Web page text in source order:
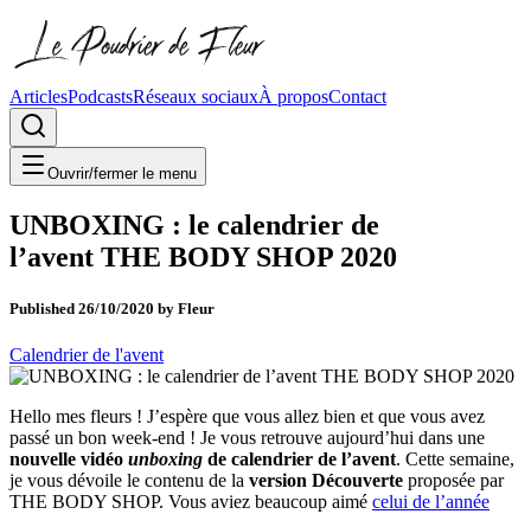
ArticlesPodcastsRéseaux sociauxÀ proposContact
Ouvrir/fermer le menu
UNBOXING : le calendrier de
l’avent THE BODY SHOP 2020
Published 26/10/2020 by Fleur
Calendrier de l'avent
Hello mes fleurs ! J’espère que vous allez bien et que vous avez
passé un bon week-end ! Je vous retrouve aujourd’hui dans une
nouvelle vidéo unboxing de calendrier de l’avent. Cette semaine,
je vous dévoile le contenu de la version Découverte proposée par
THE BODY SHOP. Vous aviez beaucoup aimé celui de l’année